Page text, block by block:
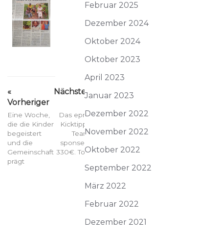
«
Vorheriger
Eine Woche,
die die Kinder
begeistert
und die
Gemeinschaft
prägt
Nächster
Das epn-
Kicktipp-
Team
sponsert
330€. Toll!
Februar 2025
Dezember 2024
Oktober 2024
Oktober 2023
April 2023
Januar 2023
Dezember 2022
November 2022
Oktober 2022
September 2022
März 2022
Februar 2022
Dezember 2021